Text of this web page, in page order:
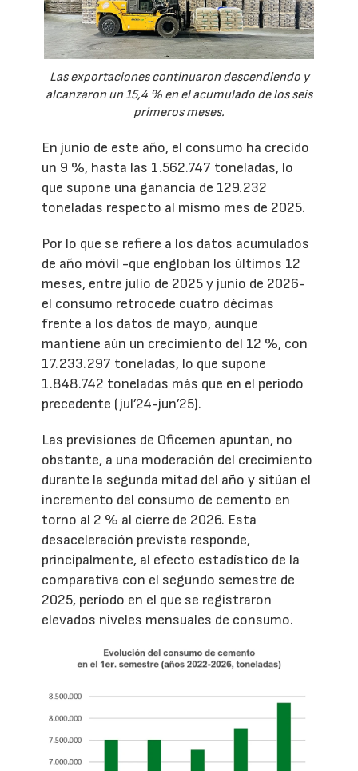
Las exportaciones continuaron descendiendo y
alcanzaron un 15,4 % en el acumulado de los seis
primeros meses.
En junio de este año, el consumo ha crecido
un 9 %, hasta las 1.562.747 toneladas, lo
que supone una ganancia de 129.232
toneladas respecto al mismo mes de 2025.
Por lo que se refiere a los datos acumulados
de año móvil -que engloban los últimos 12
meses, entre julio de 2025 y junio de 2026-
el consumo retrocede cuatro décimas
frente a los datos de mayo, aunque
mantiene aún un crecimiento del 12 %, con
17.233.297 toneladas, lo que supone
1.848.742 toneladas más que en el período
precedente (jul’24-jun’25).
Las previsiones de Oficemen apuntan, no
obstante, a una moderación del crecimiento
durante la segunda mitad del año y sitúan el
incremento del consumo de cemento en
torno al 2 % al cierre de 2026. Esta
desaceleración prevista responde,
principalmente, al efecto estadístico de la
comparativa con el segundo semestre de
2025, período en el que se registraron
elevados niveles mensuales de consumo.